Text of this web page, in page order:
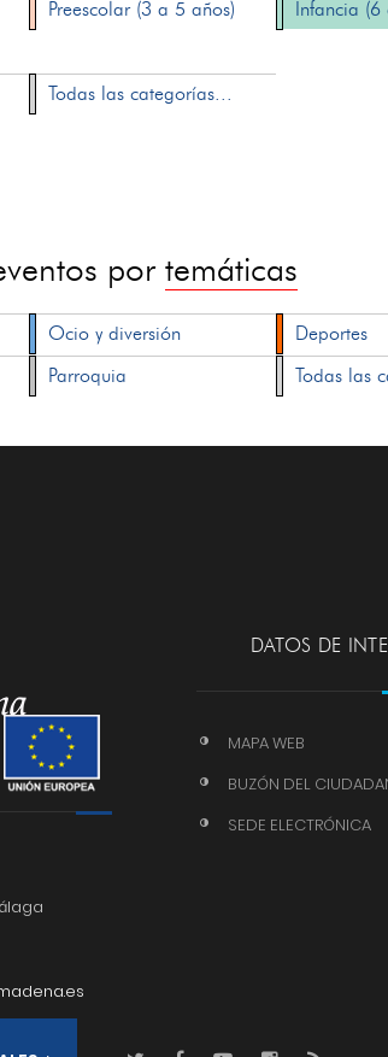
Preescolar (3 a 5 años) Infancia (6
Todas las categorías...
portemáticas
Ocio y diversión Deportes
Parroquia Todas las
DATOS DE
MAPA WEB
BUZÓN DEL
SEDE ELECTRÓNICA